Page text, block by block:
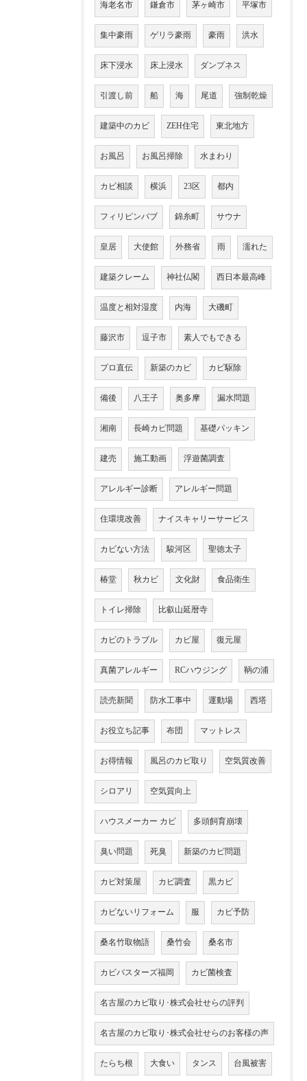
海老名市 鎌倉市 茅ヶ崎市 平塚市
集中豪雨 ゲリラ豪雨 豪雨 洪水
床下浸水 床上浸水 ダンプネス
引渡し前 船 海 尾道 強制乾燥
建築中のカビ ZEH住宅 東北地方
お風呂 お風呂掃除 水まわり
カビ相談 横浜 23区 都内
フィリピンパブ 錦糸町 サウナ
皇居 大使館 外務省 雨 濡れた
建築クレーム 神社仏閣 西日本最高峰
温度と相対湿度 内海 大磯町
藤沢市 逗子市 素人でもできる
プロ直伝 新築のカビ カビ駆除
備後 八王子 奥多摩 漏水問題
湘南 長崎カビ問題 基礎パッキン
建売 施工動画 浮遊菌調査
アレルギー診断 アレルギー問題
住環境改善 ナイスキャリーサービス
カビない方法 駿河区 聖徳太子
椿堂 秋カビ 文化財 食品衛生
トイレ掃除 比叡山延暦寺
カビのトラブル カビ屋 復元屋
真菌アレルギー RCハウジング 鞆の浦
読売新聞 防水工事中 運動場 西塔
お役立ち記事 布団 マットレス
お得情報 風呂のカビ取り 空気質改善
シロアリ 空気質向上
ハウスメーカー カビ 多頭飼育崩壊
臭い問題 死臭 新築のカビ問題
カビ対策屋 カビ調査 黒カビ
カビないリフォーム 服 カビ予防
桑名竹取物語 桑竹会 桑名市
カビバスターズ福岡 カビ菌検査
名古屋のカビ取り･株式会社せらの評判
名古屋のカビ取り･株式会社せらのお客様の声
たらち根 大食い タンス 台風被害